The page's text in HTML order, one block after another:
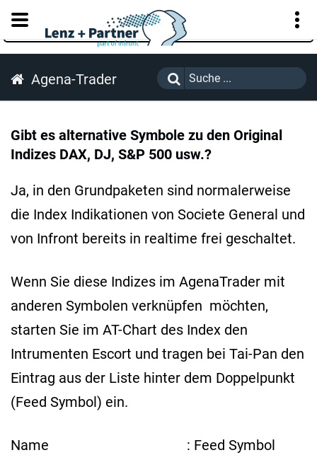
KUNDENPORTAL
Agena-Trader
Gibt es alternative Symbole zu den Original
Indizes DAX, DJ, S&P 500 usw.?
Ja, in den Grundpaketen sind normalerweise
die Index Indikationen von Societe General und
von Infront bereits in realtime frei geschaltet.
Wenn Sie diese Indizes im AgenaTrader mit
anderen Symbolen verknüpfen möchten,
starten Sie im AT-Chart des Index den
Intrumenten Escort und tragen bei Tai-Pan den
Eintrag aus der Liste hinter dem Doppelpunkt
(Feed Symbol) ein.
Name : Feed Symbol